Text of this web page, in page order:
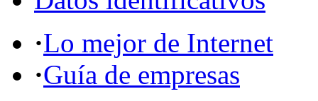
·Lo mejor de Internet
·Guía de empresas